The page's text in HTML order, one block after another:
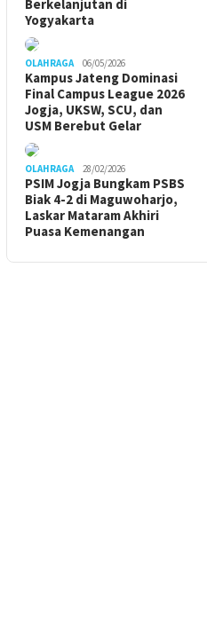
Berkelanjutan di
Yogyakarta
OLAHRAGA 06/05/2026
Kampus Jateng Dominasi
Final Campus League 2026
Jogja, UKSW, SCU, dan
USM Berebut Gelar
OLAHRAGA 28/02/2026
PSIM Jogja Bungkam PSBS
Biak 4-2 di Maguwoharjo,
Laskar Mataram Akhiri
Puasa Kemenangan